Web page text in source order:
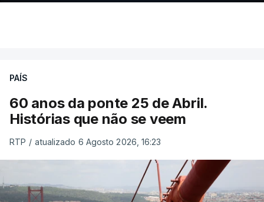
PAÍS
60 anos da ponte 25 de Abril.
Histórias que não se veem
RTP / atualizado 6 Agosto 2026, 16:23